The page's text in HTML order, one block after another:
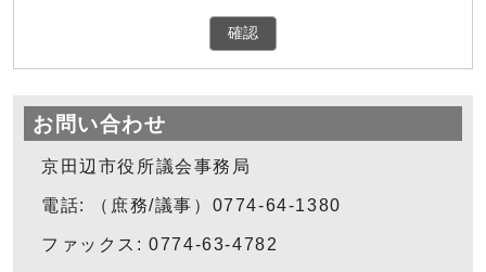
確認
お問い合わせ
京田辺市役所議会事務局
電話: （庶務/議事）0774-64-1380
ファックス: 0774-63-4782